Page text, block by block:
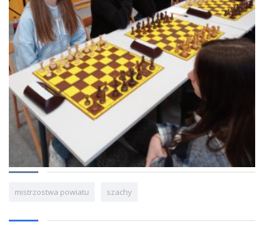
mistrzostwa powiatu szachy